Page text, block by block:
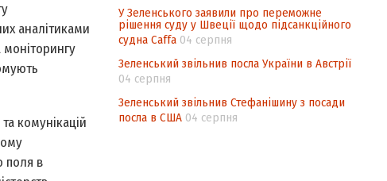
аналітиками
комунікацій
поля в
У Зеленського заявили про переможне
рішення суду у Швеції щодо підсанкційного
судна Caffa 04 серпня
Зеленський звільнив посла України в Австрії
04 серпня
Зеленський звільнив Стефанішину з посади
посла в США 04 серпня